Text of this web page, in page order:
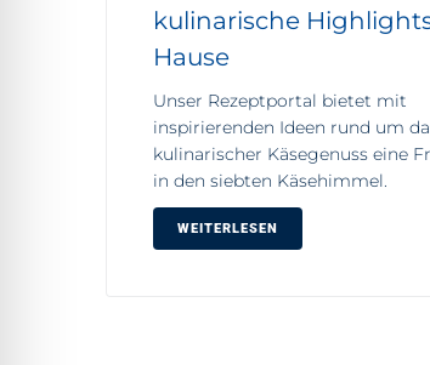
kulinarische
Hause
Unser Rezeptportal bietet mit
inspirierenden Ideen rund um
kulinarischer Käsegenuss eine
in den siebten Käsehimmel.
WEITERLESEN